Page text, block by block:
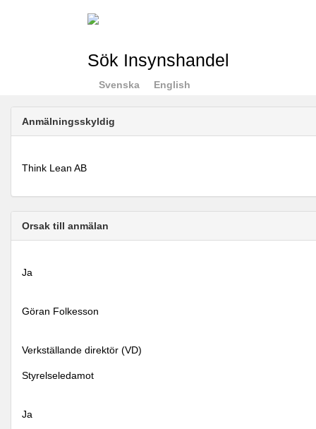
Sök Insynshandel
Svenska English
Anmälningsskyldig
Think Lean AB
Orsak till anmälan
Ja
Göran Folkesson
Verkställande direktör (VD)
Styrelseledamot
Ja